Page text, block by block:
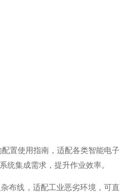
置使用指南，适配各类智能电子
统集成需求，提升作业效率。
布线，适配工业恶劣环境，可直